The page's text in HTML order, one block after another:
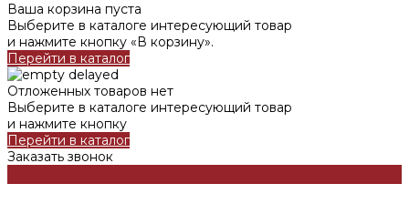
Ваша корзина пуста
Выберите в каталоге интересующий товар
и нажмите кнопку «В корзину».
Перейти в каталог
Отложенных товаров нет
Выберите в каталоге интересующий товар
и нажмите кнопку
Перейти в каталог
Заказать звонок